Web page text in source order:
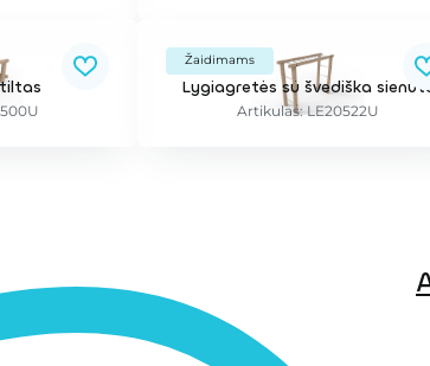
Žaidimams
Lygiagretės su švediška
Artikulas: LE20522U